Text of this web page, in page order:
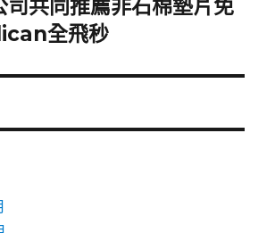
司共同推薦非石棉墊片免
全飛秒